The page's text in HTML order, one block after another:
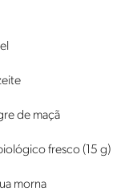
de maçã
fresco (15 g)
morna